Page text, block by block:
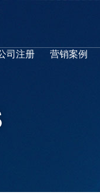
司注册 营销案例